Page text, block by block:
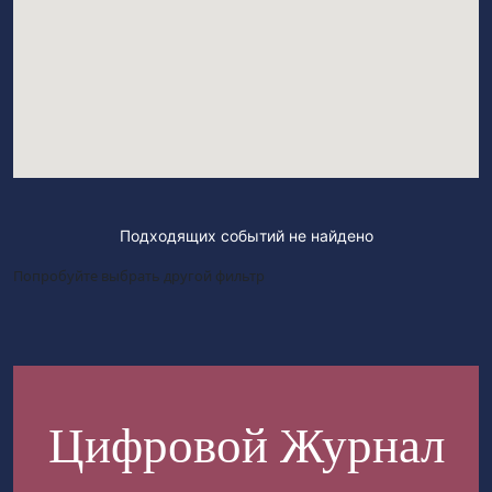
Подходящих событий не найдено
Попробуйте выбрать другой фильтр
Цифровой Журнал